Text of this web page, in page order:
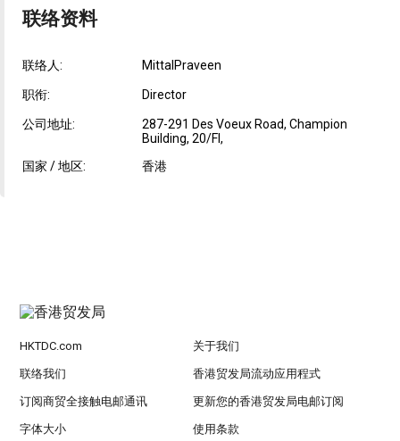
联络资料
联络人: MittalPraveen
职衔: Director
公司地址:
287-291 Des Voeux Road, Champion
Building, 20/Fl,
国家 / 地区:
香港
HKTDC.com 关于我们
联络我们 香港贸发局流动应用程式
订阅商贸全接触电邮通讯 更新您的香港贸发局电邮订阅
字体大小 使用条款